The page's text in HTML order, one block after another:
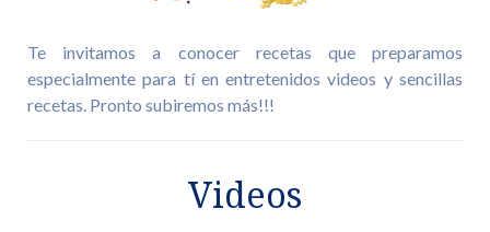
Te invitamos a conocer recetas que preparamos
especialmente para tí en entretenidos videos y sencillas
recetas. Pronto subiremos más!!!
Videos